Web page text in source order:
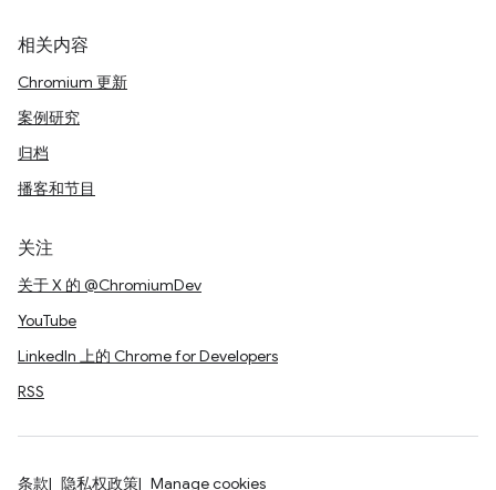
相关内容
Chromium 更新
案例研究
归档
播客和节目
关注
关于 X 的 @ChromiumDev
YouTube
LinkedIn 上的 Chrome for Developers
RSS
条款 隐私权政策 Manage cookies